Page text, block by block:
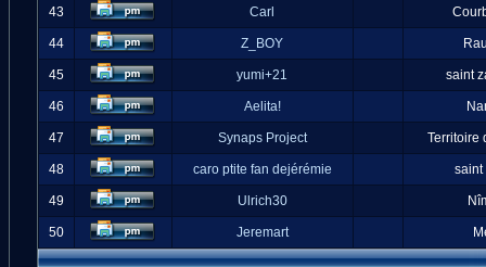
43 Carl
44 Z_BOY
45 yumi+21 saint
46 Aelita!
47 Synaps Project Territoire
48 caro ptite fan dejérémie saint
49 Ulrich30
50 Jeremart